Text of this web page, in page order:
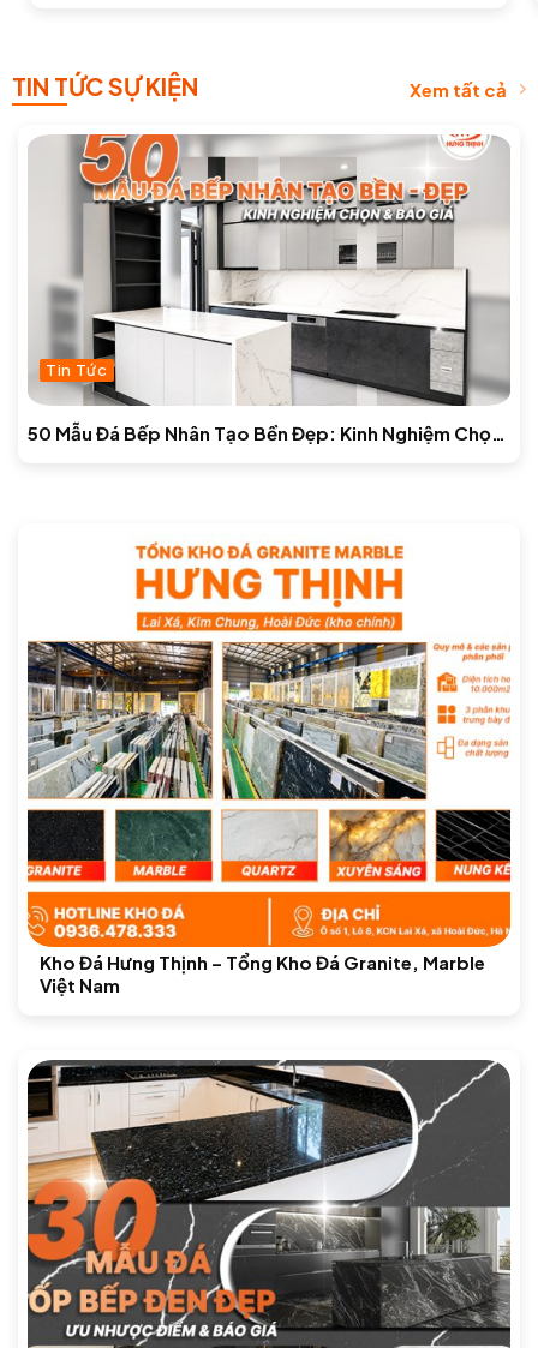
TIN TỨC SỰ KIỆN Xem tất cả
Tin Tức
50 Mẫu Đá Bếp Nhân Tạo Bền Đẹp: Kinh Nghiệm Chọn
Kho Đá Hưng Thịnh – Tổng Kho Đá Granite, Marble
Việt Nam